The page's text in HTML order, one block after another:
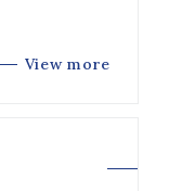
View more